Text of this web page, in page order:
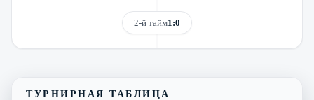
2-й тайм1:0
ТУРНИРНАЯ ТАБЛИЦА